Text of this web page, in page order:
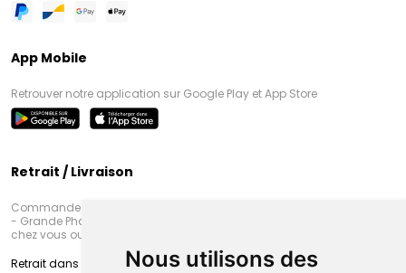
Nous utilisons des
App Mobile
Retrouver notre application sur Google Play et App Store
Retrait / Livraison
Commandez en ligne et venez chercher votre commande à Amiens
- Grande Pharmacie d’Amiens (Fachon) ou recevez-là rapidement
chez vous ou en point retrait
Retrait dans la pharmacie d’Amiens